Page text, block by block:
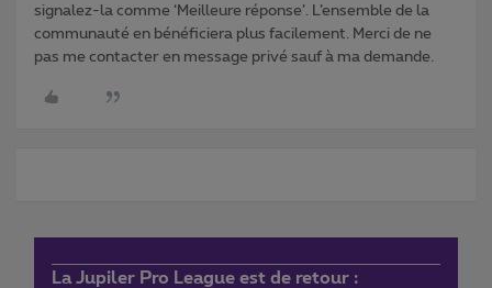
signalez-la comme ‘Meilleure réponse’. L’ensemble de la
communauté en bénéficiera plus facilement. Merci de ne
pas me contacter en message privé sauf à ma demande.
La Jupiler Pro League est de retour :